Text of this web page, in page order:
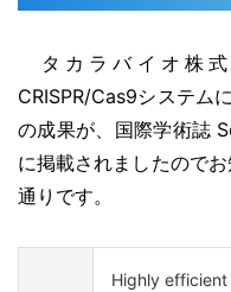
タカラバイオ株式
CRISPR/Cas9システム
の成果が、国際学術誌
に掲載されましたので
通りです。
Highly